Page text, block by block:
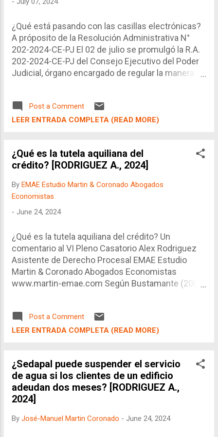
¿Qué está pasando con las casillas electrónicas?
A próposito de la Resolución Administrativa N°
202-2024-CE-PJ El 02 de julio se promulgó la R.A.
202-2024-CE-PJ del Consejo Ejecutivo del Poder
Judicial, órgano encargado de regular la manera en
Tal como se sabe, las casillas electrónicas son
como correos electrónicos que utilizan los
notificaciones de sus procesos. Este sistema ha
sustuido en gran medida a los domicilio procesal
Emplazamiento). Se trata de un sistema que ya
tiene años en el sistema judicial y se ha mostrado
bastante útil para agilizar los procesos, en
Post a Comment
LEER ENTRADA COMPLETA (READ MORE)
¿Qué es la tutela aquiliana del
crédito? [RODRIGUEZ A., 2024]
By EMAE Estudio Martin & Coronado Abogados
Economistas
- June 24, 2024
¿Qué es la tutela aquiliana del crédito? Un
comentario al VI Pleno Casatorio Alex Rodriguez
Asistente de Derecho Procesal EMAE Estudio
Martin & Coronado Abogados Economistas
www.martin-emae.com Según Bustamante (2007)
mismo hecho dañoso es el que hace nacer la
obligación de ex novo reparar los perjuicios
por ningún deber específico .
Post a Comment
LEER ENTRADA COMPLETA (READ MORE)
¿Sedapal puede suspender el servicio
de agua si los clientes de un edificio
adeudan dos meses? [RODRIGUEZ A.,
2024]
By José-Manuel Martin Coronado - June 24, 2024